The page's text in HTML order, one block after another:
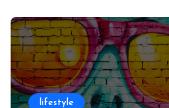
lifestyle